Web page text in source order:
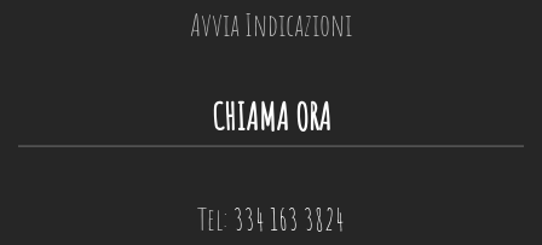
Avvia Indicazioni
CHIAMA ORA
Tel: 334 163 3824